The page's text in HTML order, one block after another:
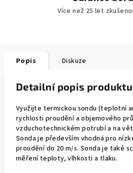
Více než 25 let
Popis Diskuze
Detailní popis produktu
Využijte termickou sondu (teplotní
rychlosti proudění a objemového
vzduchotechnickém potrubí a na
Sonda je především vhodná pro
proudění do 20 m/s. Sonda je také
měření teploty, vlhkosti a tlaku.